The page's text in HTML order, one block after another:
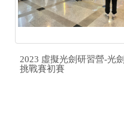
2023 虛擬光劍研習營-光劍
挑戰賽初賽